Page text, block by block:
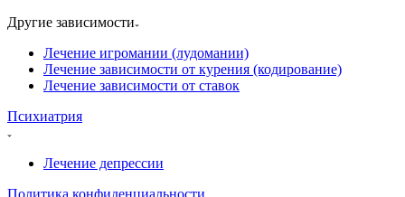
Другие зависимости
Лечение игромании (лудомании)
Лечение зависимости от курения (кодирование)
Лечение зависимости от ставок
Психиатрия
Лечение депрессии
Политика конфиденциальности